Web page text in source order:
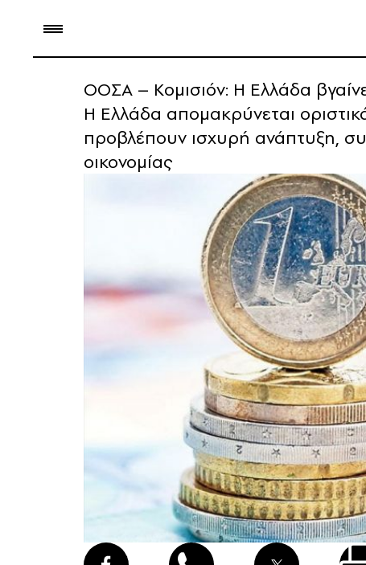
ΟΟΣΑ – Κομισιόν: Η Ελλάδα
Η Ελλάδα απομακρύνεται
προβλέπουν ισχυρή ανάπτυξη,
οικονομίας